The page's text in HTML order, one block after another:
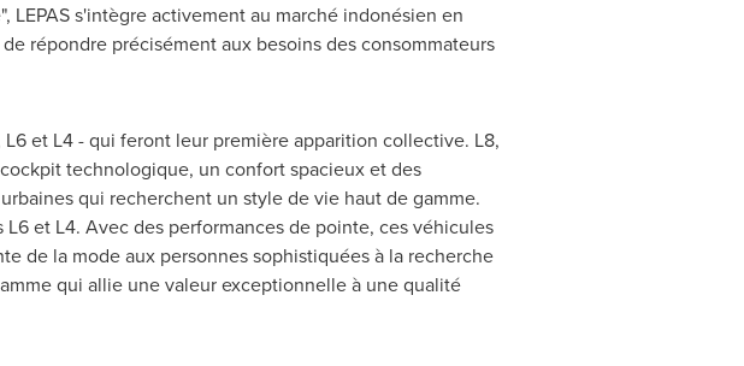
s'intègre activement au marché indonésien en
répondre précisément aux besoins des consommateurs
et L4 - qui feront leur première apparition collective. L8,
technologique, un confort spacieux et des
qui recherchent un style de vie haut de gamme.
et L4. Avec des performances de pointe, ces véhicules
de la mode aux personnes sophistiquées à la recherche
qui allie une valeur exceptionnelle à une qualité